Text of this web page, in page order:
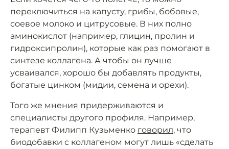
переключиться на капусту, грибы, бобовые,
соевое молоко и цитрусовые. В них полно
аминокислот (например, глицин, пролин и
гидроксипролин), которые как раз помогают в
синтезе коллагена. А чтобы он лучше
усваивался, хорошо бы добавлять продукты,
богатые цинком (мидии, семена и орехи).
Того же мнения придерживаются и
специалисты другого профиля. Например,
терапевт Филипп Кузьменко говорил, что
биодобавки с коллагеном могут лишь «сделать